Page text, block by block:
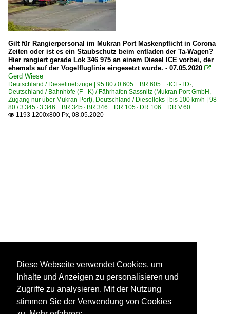
Gilt für Rangierpersonal im Mukran Port Maskenpflicht in Corona
Zeiten oder ist es ein Staubschutz beim entladen der Ta-Wagen?
Hier rangiert gerade Lok 346 975 an einem Diesel ICE vorbei, der
ehemals auf der Vogelfluglinie eingesetzt wurde. - 07.05.2020 
Gerd Wiese
Deutschland / Dieseltriebzüge | 95 80 / 0 605 BR 605 ·ICE-TD·,
Deutschland / Bahnhöfe (F - K) / Fährhafen Sassnitz (Mukran Port GmbH,
Zugang nur über Mukran Port), Deutschland / Dieselloks | bis 100 km/h | 98
80 / 3 345 · 3 346 BR 345 · BR 346 DR 105 · DR 106 DR V 60
 1193 1200x800 Px, 08.05.2020
Diese Webseite verwendet Cookies, um
Inhalte und Anzeigen zu personalisieren und
Zugriffe zu analysieren. Mit der Nutzung
stimmen Sie der Verwendung von Cookies